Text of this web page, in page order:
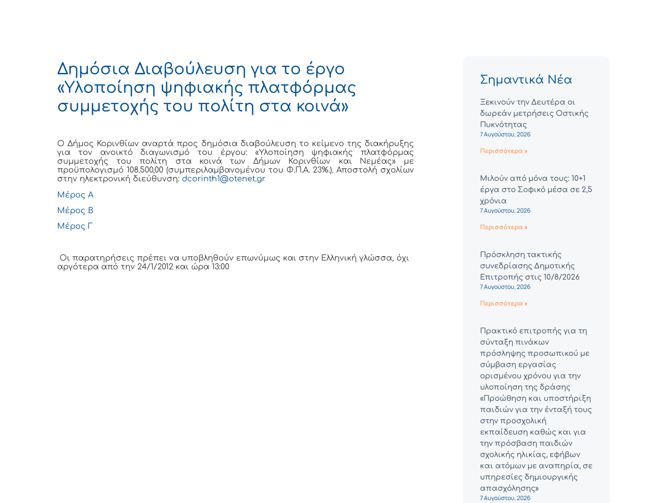
Δημόσια Διαβούλευση για το έργο
«Υλοποίηση ψηφιακής πλατφόρμας
συμμετοχής του πολίτη στα κοινά»
Ο Δήμος Κορινθίων αναρτά προς δημόσια διαβούλευση το κείμενο της διακήρυξης
για τον ανοικτό διαγωνισμό του έργου: «Υλοποίηση ψηφιακής πλατφόρμας
συμμετοχής του πολίτη στα κοινά των Δήμων Κορινθίων και Νεμέας» με
προϋπολογισμό 108.500,00 (συμπεριλαμβανομένου του Φ.Π.Α. 23%.). Αποστολή σχολίων
στην ηλεκτρονική διεύθυνση: dcorinth1@otenet.gr
Μέρος Α
Μέρος Β
Μέρος Γ
Οι παρατηρήσεις πρέπει να υποβληθούν επωνύμως και στην Ελληνική γλώσσα, όχι
αργότερα από την 24/1/2012 και ώρα 13:00
Σημαντικά Νέα
Ξεκινούν την Δευτέρα οι
δωρεάν μετρήσεις Οστικής
Πυκνότητας
7 Αυγούστου, 2026
Περισσότερα »
Μιλούν από μόνα τους: 10+1
έργα στο Σοφικό μέσα σε 2,5
χρόνια
7 Αυγούστου, 2026
Περισσότερα »
Πρόσκληση τακτικής
συνεδρίασης Δημοτικής
Επιτροπής στις 10/8/2026
7 Αυγούστου, 2026
Περισσότερα »
Πρακτικό επιτροπής για τη
σύνταξη πινάκων
πρόσληψης προσωπικού με
σύμβαση εργασίας
ορισμένου χρόνου για την
υλοποίηση της δράσης
«Προώθηση και υποστήριξη
παιδιών για την ένταξή τους
στην προσχολική
εκπαίδευση καθώς και για
την πρόσβαση παιδιών
σχολικής ηλικίας, εφήβων
και ατόμων με αναπηρία, σε
υπηρεσίες δημιουργικής
απασχόλησης»
7 Αυγούστου, 2026